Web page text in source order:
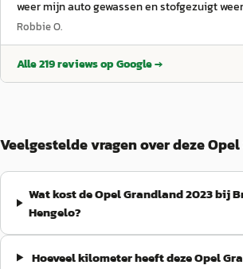
aankoopproces. Ook de aflevering van de
verzorgd, waardoor je met een goed gevoel
bij een vraag over een lamp of andere
en professioneel geholpen. 🔧 Voor onderhoud en APK-
keuringen kun je rekenen op een
professionele service, betrouwbaar
klantvriendelijke medewerkers is Broekhuis
weer mijn auto gewassen en stofgezuigt
Robbie O.
Alle219reviews op Google →
Veelgestelde vragen over deze
Wat kost de Opel Grandland 2023 bij
Hengelo?
Hoeveel kilometer heeft deze Opel